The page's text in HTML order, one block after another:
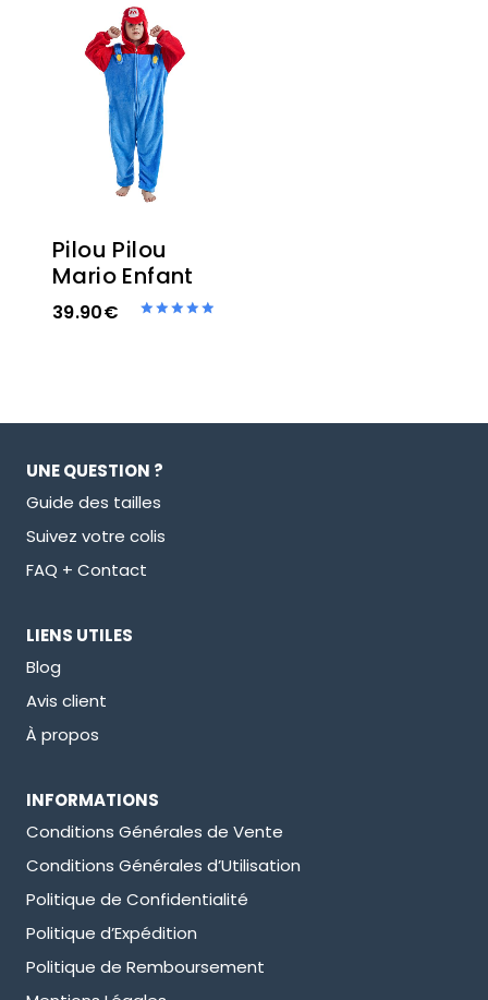
Pilou Pilou
Mario Enfant
39.90€
UNE QUESTION ?
Guide des tailles
Suivez votre colis
FAQ + Contact
LIENS UTILES
Blog
Avis client
À propos
INFORMATIONS
Conditions Générales de Vente
Conditions Générales d’Utilisation
Politique de Confidentialité
Politique d’Expédition
Politique de Remboursement